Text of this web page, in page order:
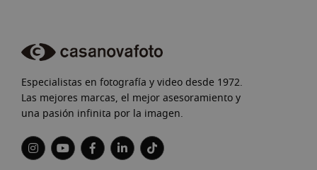
Especialistas en fotografía y video desde 1972.
Las mejores marcas, el mejor asesoramiento y
una pasión infinita por la imagen.